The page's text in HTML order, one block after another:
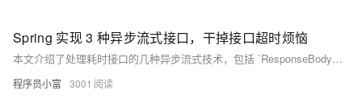
Spring 实现 3 种异步流式接口，干掉接口超时烦恼
本文介绍了处理耗时接口的几种异步流式技术，包括 `ResponseBodyEmitter`、`SseEmitter` 和 `StreamingResponseBody`。这些工具可在执行耗时操作时不断向客户端响应处理结果，提升用户体验和系统性能。`ResponseBodyEmitter` 适用于动态生成内容场景，如文件上传进度；`SseEmitter` 用于实时消息推送，如状态更新；`StreamingResponseBody` 则适合大数据量传输，避免内存溢出。文中提供了具体示例和 GitHub 地址，帮助读者更好地理解和应用这些技术。
程序员小富 3001